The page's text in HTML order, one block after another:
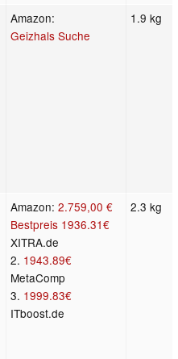
Amazon:
Geizhals Suche
1.9 kg
Amazon:2.759,00 €
Bestpreis 1936.31€
XITRA.de
2. 1943.89€
MetaComp
3. 1999.83€
ITboost.de
2.3 kg